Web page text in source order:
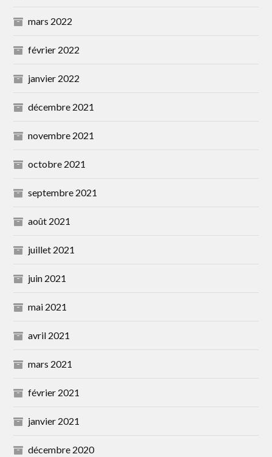
mars 2022
février 2022
janvier 2022
décembre 2021
novembre 2021
octobre 2021
septembre 2021
août 2021
juillet 2021
juin 2021
mai 2021
avril 2021
mars 2021
février 2021
janvier 2021
décembre 2020